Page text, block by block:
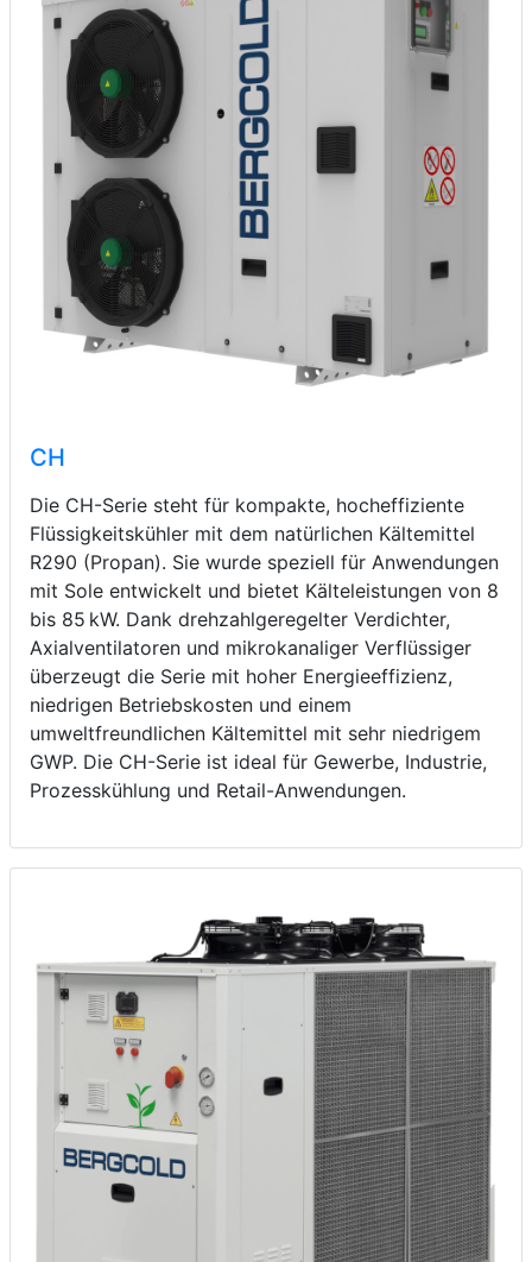
CH
Die CH-Serie steht für kompakte, hocheffiziente
Flüssigkeitskühler mit dem natürlichen Kältemittel
R290 (Propan). Sie wurde speziell für Anwendungen
mit Sole entwickelt und bietet Kälteleistungen von 8
bis 85 kW. Dank drehzahlgeregelter Verdichter,
Axialventilatoren und mikrokanaliger Verflüssiger
überzeugt die Serie mit hoher Energieeffizienz,
niedrigen Betriebskosten und einem
umweltfreundlichen Kältemittel mit sehr niedrigem
GWP. Die CH-Serie ist ideal für Gewerbe, Industrie,
Prozesskühlung und Retail-Anwendungen.